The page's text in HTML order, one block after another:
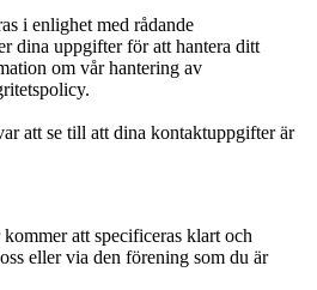
i enlighet med rådande
dina uppgifter för att hantera ditt
om vår hantering av
att se till att dina kontaktuppgifter är
att specificeras klart och
eller via den förening som du är